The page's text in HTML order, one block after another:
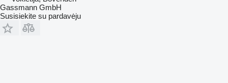
Gassmann GmbH
Susisiekite su pardavėju